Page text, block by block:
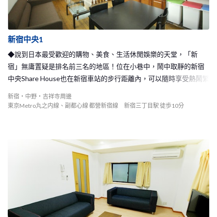
新宿中央1
◆說到日本最受歡迎的購物、美食、生活休閒娛樂的天堂，「新
宿」無庸置疑是排名前三名的地區！位在小巷中，鬧中取靜的新宿
中央Share House也在新宿車站的步行距離內，可以隨時享受熱鬧繁
新宿・中野・吉祥寺周邊
東京Metro丸之内線、副都心線 都營新宿線 新宿三丁目駅 徒歩10分